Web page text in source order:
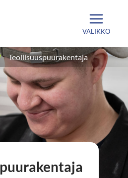
VALIKKO
Teollisuuspuurakentaja